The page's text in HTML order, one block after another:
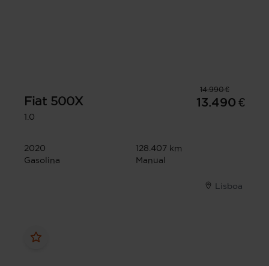
14.990 €
Fiat 500X
1.0
13.490 €
2020
128.407 km
Gasolina
Manual
Lisboa